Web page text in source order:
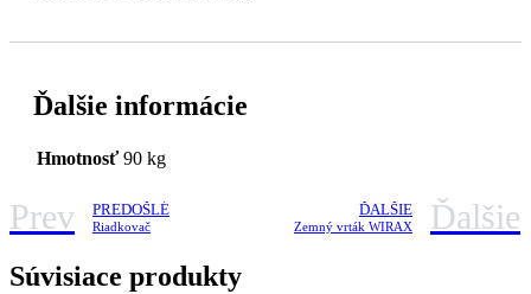
Ďalšie informácie
Hmotnosť 90 kg
Prev PREDOŠLÉ
Riadkovač
ĎALŠIE
Zemný vrták WIRAX Ďalšie
Súvisiace produkty